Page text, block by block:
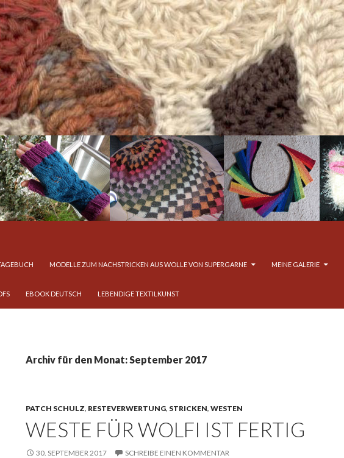
MODELLE ZUM NACHSTRICKEN AUS WOLLE VON SUPERGARNE MEINE GALERIE
EBOOK DEUTSCH LEBENDIGE TEXTILKUNST
Archiv für den Monat: September 2017
PATCH SCHULZ, RESTEVERWERTUNG, STRICKEN, WESTEN
WESTE FÜR WOLFI IST FERTIG
30. SEPTEMBER 2017 SCHREIBE EINEN KOMMENTAR